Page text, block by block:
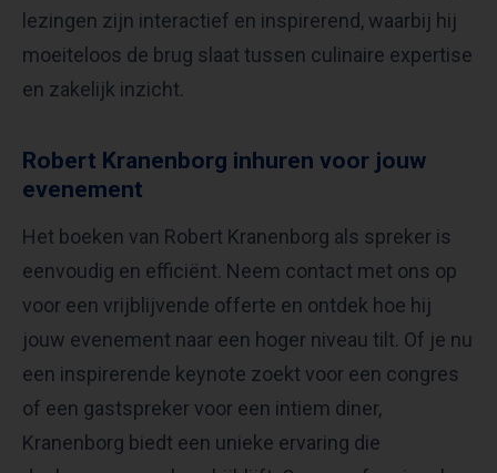
lezingen zijn interactief en inspirerend, waarbij hij
moeiteloos de brug slaat tussen culinaire expertise
en zakelijk inzicht.
Robert Kranenborg inhuren voor jouw
evenement
Het boeken van Robert Kranenborg als spreker is
eenvoudig en efficiënt. Neem contact met ons op
voor een vrijblijvende offerte en ontdek hoe hij
jouw evenement naar een hoger niveau tilt. Of je nu
een inspirerende keynote zoekt voor een congres
of een gastspreker voor een intiem diner,
Kranenborg biedt een unieke ervaring die